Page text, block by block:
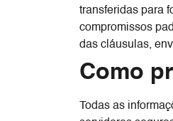
transferidas para
compromissos
das cláusulas,
Como
Todas as